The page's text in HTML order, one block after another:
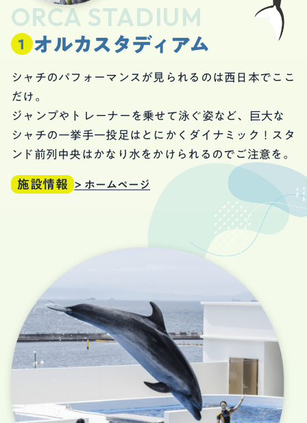
ORCA STADIUM
オルカスタディアム
シャチのパフォーマンスが見られるのは西日本でここ
だけ。
ジャンプやトレーナーを乗せて泳ぐ姿など、巨大な
シャチの一挙手一投足はとにかくダイナミック！スタ
ンド前列中央はかなり水をかけられるのでご注意を。
施設情報 > ホームページ